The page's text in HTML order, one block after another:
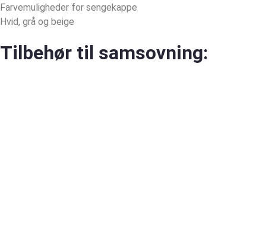
Farvemuligheder for sengekappe
Hvid, grå og beige
Tilbehør til samsovning: